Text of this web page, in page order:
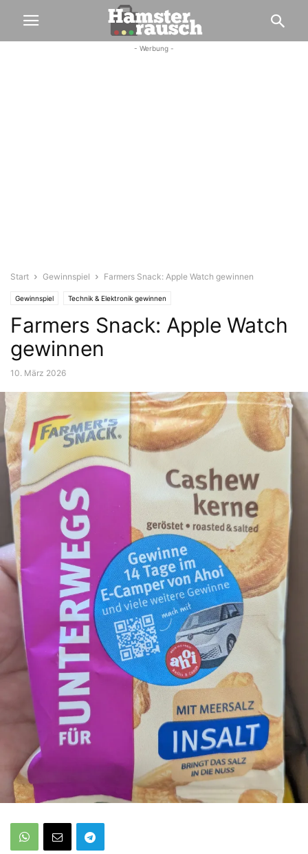
- Werbung -
Start Gewinnspiel Farmers Snack: Apple Watch gewinnen
Gewinnspiel Technik & Elektronik gewinnen
Farmers Snack: Apple Watch
gewinnen
10. März 2026